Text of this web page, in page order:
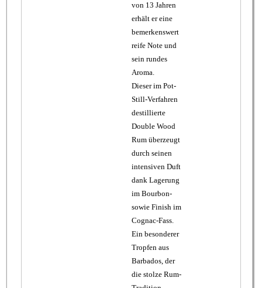
von 13 Jahren
erhält er eine
bemerkenswert
reife Note und
sein rundes
Aroma.
Dieser im Pot-
Still-Verfahren
destillierte
Double Wood
Rum überzeugt
durch seinen
intensiven Duft
dank Lagerung
im Bourbon-
sowie Finish im
Cognac-Fass.
Ein besonderer
Tropfen aus
Barbados, der
die stolze Rum-